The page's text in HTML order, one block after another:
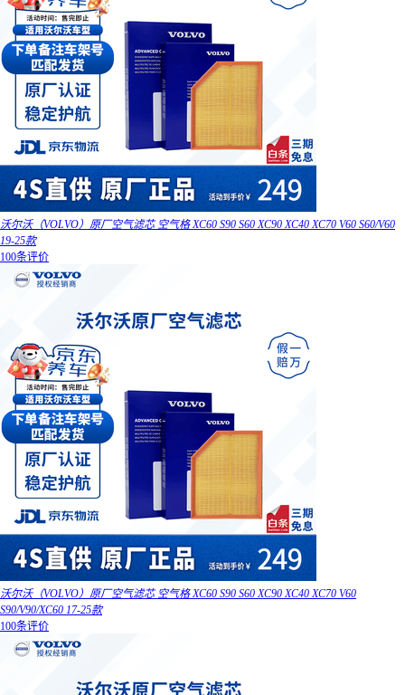
沃尔沃（VOLVO）原厂空气滤芯 空气格 XC60 S90 S60 XC90 XC40 XC70 V60 S60/V60
19-25款
100条评价
沃尔沃（VOLVO）原厂空气滤芯 空气格 XC60 S90 S60 XC90 XC40 XC70 V60
S90/V90/XC60 17-25款
100条评价